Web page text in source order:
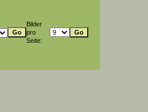
Bilder
pro
Seite: